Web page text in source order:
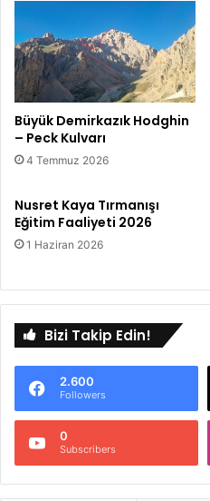
Büyük Demirkazık Hodghin
– Peck Kulvarı
4 Temmuz 2026
Nusret Kaya Tırmanışı
Eğitim Faaliyeti 2026
1 Haziran 2026
Bizi Takip Edin!
2.600
Followers
0
Subscribers